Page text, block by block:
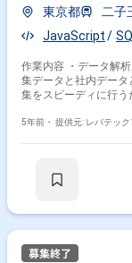
東京都
二子
JavaScript
作業内容 ・データ解析
集データと社内データと
集をスピーディに行うた
5年前・ 提供元: レバテッ